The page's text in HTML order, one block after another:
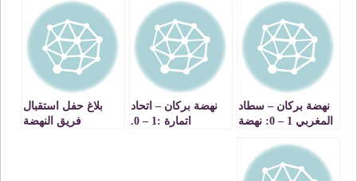
نهضة بركان – سطاد
المغربي 1 – 0: نهضة
بالمطاردة.
نهضة بركان – اتحاد
اتمارة :1 – 0.
بلاغ حفل استقبال
فريق النهضة